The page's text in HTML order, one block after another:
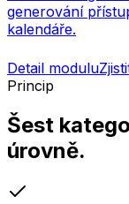
generování
kalendáře.
Detail modulu
Princip
Šest
úrovně.